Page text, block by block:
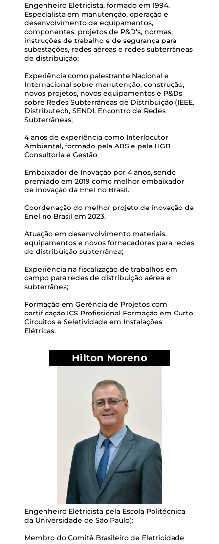
Engenheiro Eletricista, formado em 1994.
Especialista em manutenção, operação e
desenvolvimento de equipamentos,
componentes, projetos de P&D’s, normas,
instruções de trabalho e de segurança para
subestações, redes aéreas e redes subterrâneas
de distribuição;
Experiência como palestrante Nacional e
Internacional sobre manutenção, construção,
novos projetos, novos equipamentos e P&Ds
sobre Redes Subterrâneas de Distribuição (IEEE,
Distributech, SENDI, Encontro de Redes
Subterrâneas;
4 anos de experiência como Interlocutor
Ambiental, formado pela ABS e pela HGB
Consultoria e Gestão
Embaixador de Inovação por 4 anos, sendo
premiado em 2019 como melhor embaixador
de inovação da Enel no Brasil.
Coordenação do melhor projeto de inovação da
Enel no Brasil em 2023.
Atuação em desenvolvimento materiais,
equipamentos e novos fornecedores para redes
de distribuição subterrânea;
Experiência na fiscalização de trabalhos em
campo para redes de distribuição aérea e
subterrânea;
Formação em Gerência de Projetos com
certificação ICS Profissional Formação em Curto
Circuitos e Seletividade em Instalações
Elétricas.
Hilton Moreno
Engenheiro Eletricista pela Escola Politécnica
da Universidade de São Paulo);
Membro do Comitê Brasileiro de Eletricidade